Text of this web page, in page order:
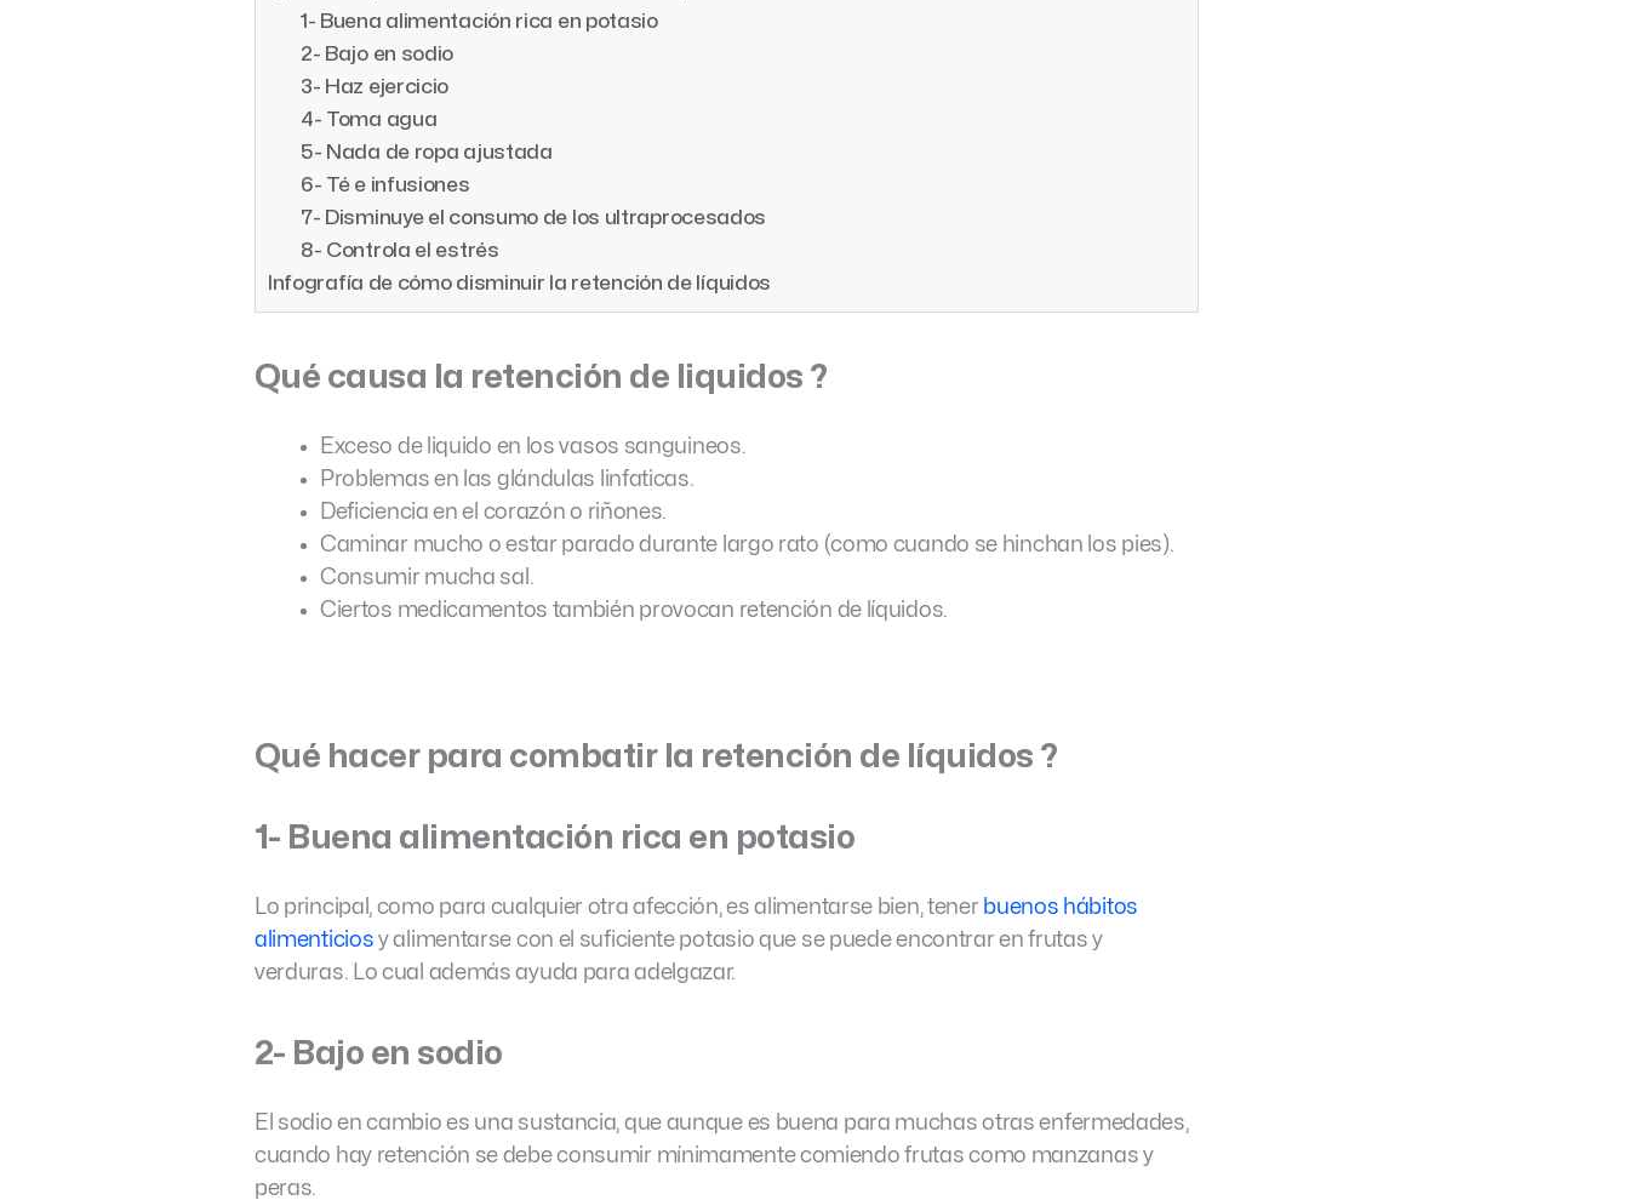
1- Buena alimentación rica en potasio
2- Bajo en sodio
3- Haz ejercicio
4- Toma agua
5- Nada de ropa ajustada
6- Té e infusiones
7- Disminuye el consumo de los ultraprocesados
8- Controla el estrés
Infografía de cómo disminuir la retención de líquidos
Qué causa la retención de liquidos ?
Exceso de liquido en los vasos sanguineos.
Problemas en las glándulas linfaticas.
Deficiencia en el corazón o riñones.
Caminar mucho o estar parado durante largo rato (como cuando se hinchan los pies).
Consumir mucha sal.
Ciertos medicamentos también provocan retención de líquidos.
Qué hacer para combatir la retención de líquidos ?
1- Buena alimentación rica en potasio
Lo principal, como para cualquier otra afección, es alimentarse bien, tener buenos hábitos
alimenticios y alimentarse con el suficiente potasio que se puede encontrar en frutas y
verduras. Lo cual además ayuda para adelgazar.
2- Bajo en sodio
El sodio en cambio es una sustancia, que aunque es buena para muchas otras enfermedades,
cuando hay retención se debe consumir mínimamente comiendo frutas como manzanas y
peras.